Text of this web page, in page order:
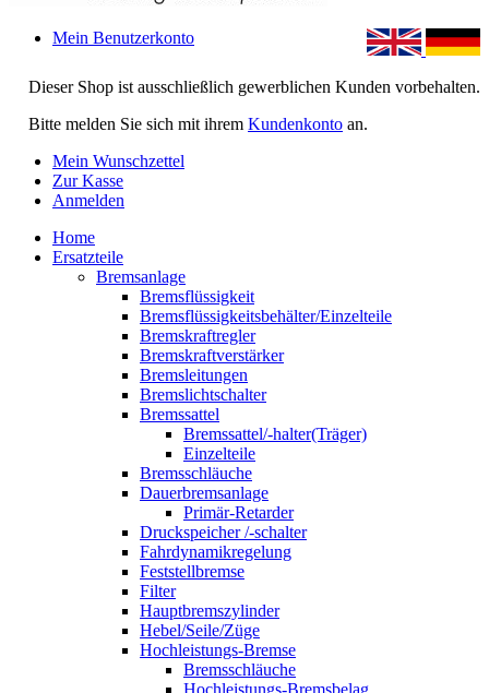
Dieser Shop ist ausschließlich gewerblichen Kunden vorbehalten.
Bitte melden Sie sich mit ihrem Kundenkonto an.
Mein Benutzerkonto
Mein Wunschzettel
Zur Kasse
Anmelden
Home
Ersatzteile
Bremsanlage
Bremsflüssigkeit
Bremsflüssigkeitsbehälter/Einzelteile
Bremskraftregler
Bremskraftverstärker
Bremsleitungen
Bremslichtschalter
Bremssattel
Bremssattel/-halter(Träger)
Einzelteile
Bremsschläuche
Dauerbremsanlage
Primär-Retarder
Druckspeicher /-schalter
Fahrdynamikregelung
Feststellbremse
Filter
Hauptbremszylinder
Hebel/Seile/Züge
Hochleistungs-Bremse
Bremsschläuche
Hochleistungs-Bremsbelag